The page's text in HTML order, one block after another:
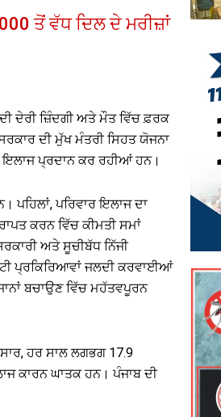
ਤੋਂ ਵੱਧ ਦਿਲ ਦੇ ਮਰੀਜ਼ਾਂ
ਦੇਰੀ ਜ਼ਿੰਦਗੀ ਅਤੇ ਮੌਤ ਵਿੱਚ ਫ਼ਰਕ
ਦੀ ਮੁੱਖ ਮੰਤਰੀ ਸਿਹਤ ਯੋਜਨਾ
ਇਲਾਜ ਪ੍ਰਦਾਨ ਕਰ ਰਹੀਆਂ ਹਨ।
ਪਹਿਲਾਂ, ਪਰਿਵਾਰ ਇਲਾਜ ਦਾ
ਕਰਨ ਵਿੱਚ ਕੀਮਤੀ ਸਮਾਂ
ਅਤੇ ਸੂਚੀਬੱਧ ਨਿੱਜੀ
ਪ੍ਰਕਿਰਿਆਵਾਂ ਜਲਦੀ ਕਰਵਾਈਆਂ
ਬਚਾਉਣ ਵਿੱਚ ਮਹੱਤਵਪੂਰਨ
ਹਰ ਸਾਲ ਲਗਭਗ 17.9
ਕਾਰਨ ਘਾਤਕ ਹਨ। ਪੰਜਾਬ ਦੀ